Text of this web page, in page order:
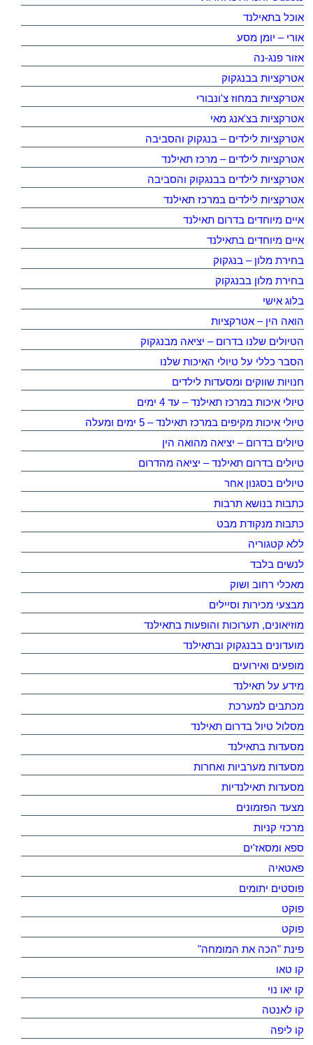
אוכל בתאילנד
אורי – יומן מסע
אזור פנג-נה
אטרקציות בבנגקוק
אטרקציות במחוז צ'ונבורי
אטרקציות בצ'אנג מאי
אטרקציות לילדים – בנגקוק והסביבה
אטרקציות לילדים – מרכז תאילנד
אטרקציות לילדים בבנגקוק והסביבה
אטרקציות לילדים במרכז תאילנד
איים מיוחדים בדרום תאילנד
איים מיוחדים בתאילנד
בחירת מלון – בנגקוק
בחירת מלון בבנגקוק
בלוג אישי
הואה הין – אטרקציות
הטיולים שלנו בדרום – יציאה מבנגקוק
הסבר כללי על טיולי האיכות שלנו
חנויות שווקים ומסעדות לילדים
טיולי איכות במרכז תאילנד – עד 4 ימים
טיולי איכות מקיפים במרכז תאילנד – 5 ימים ומעלה
טיולים בדרום – יציאה מהואה הין
טיולים בדרום תאילנד – יציאה מהדרום
טיולים בסגנון אחר
כתבות בנושא תרבות
כתבות מנקודת מבט
ללא קטגוריה
לנשים בלבד
מאכלי רחוב ושוק
מבצעי מכירות וסיילים
מוזיאונים, תערוכות והופעות בתאילנד
מועדונים בבנגקוק ובתאילנד
מופעים ואירועים
מידע על תאילנד
מכתבים למערכת
מסלול טיול בדרום תאילנד
מסעדות בתאילנד
מסעדות מערביות ואחרות
מסעדות תאילנדיות
מצעד הפזמונים
מרכזי קניות
ספא ומסאז'ים
פאטאיה
פוסטים יתומים
פוקט
פוקט
פינת "הכה את המומחה"
קו טאו
קו יאו נוי
קו לאנטה
קו ליפה